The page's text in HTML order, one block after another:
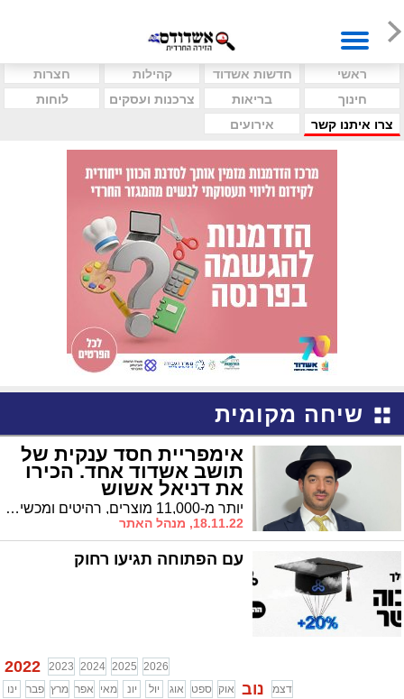
ראשי חדשות אשדוד קהילות
חצרות
חינוך
בריאות צרכנות ועסקים
לוחות
צרו איתנו קשר
אירועים
שיחה מקומית
אימפריית חסד ענקית של
תושב אשדוד אחד. הכירו
את דניאל אשוש
יותר מ-11,000 מוצרים, רהיטים ומכשירי חשמל, עברו תחת ידיו והגיעו לנצרכים בשנה האחרונה והיד עוד נטויה. "אין לי סיפוק יותר מלעשות חסד עם יהודי, בעיקר אם הוא אינו מכיר אותי", זהו המוטו של איש החסד דניאל אשוש שהפך לאגדה בעיר * אשדודים מדברים / פרק 20
18.11.22, מנהל האתר
עם הפתוחה תגיעו רחוק
2022 2023 2024 2025 2026
ינו
פבר מרץ אפר מאי יונ יול אוג ספט אוק נוב
דצמ